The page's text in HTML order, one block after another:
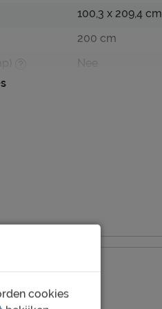
100,3 x 209,4 cm
200 cm
Nee
grenen/MDF
cookies